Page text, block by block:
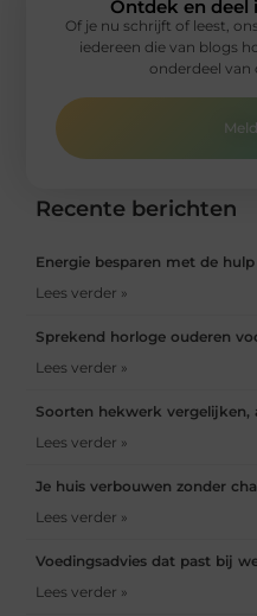
Recente berichten
Energie besparen met de
Lees verder »
Sprekend horloge ouderen
Lees verder »
Soorten hekwerk vergelijken,
Lees verder »
Je huis verbouwen zonder
Lees verder »
Voedingsadvies dat past bij
Lees verder »
Ontdek en deel
Of je nu schrijft of leest,
iedereen die van blogs
onderdeel